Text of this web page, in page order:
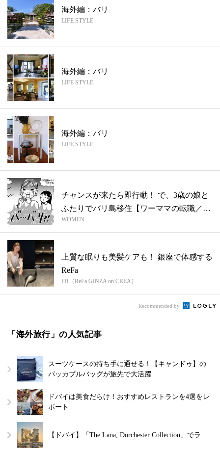
海外編：バリ
LIFE STYLE
海外編：バリ
LIFE STYLE
海外編：バリ
LIFE STYLE
チャンスが来たら即行動！ で、3歳の娘と
ふたりでバリ島移住【ワーママの転職／マ
リ...
WOMEN
上質な眠りも美髪ケアも！ 銀座で体感する
ReFa
PR（ReFa GINZA on CREA）
Recommended by
「海外旅行」の人気記事
スーツケースの持ち手に通せる！【キャンドゥ】の
パッカブルバッグが旅先で大活躍
ドバイは美食だらけ！おすすめレストランを4選をレ
ポート
【ドバイ】「The Lana, Dorchester Collection」でラ…